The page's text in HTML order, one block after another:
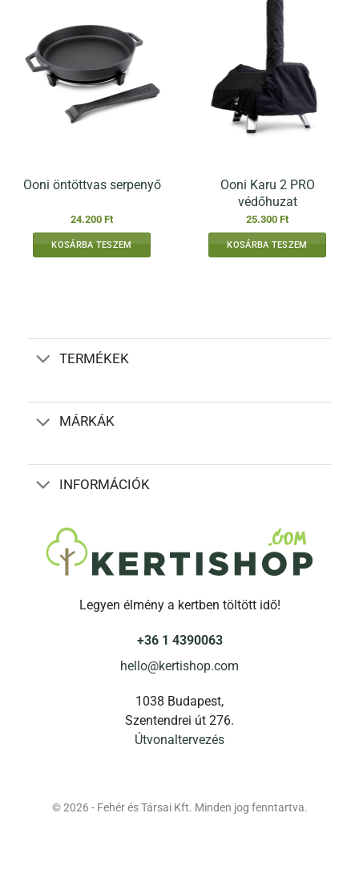
Ooni öntöttvas serpenyő
24.200 Ft
KOSÁRBA TESZEM
Ooni Karu 2 PRO
védőhuzat
25.300 Ft
KOSÁRBA TESZEM
TERMÉKEK
MÁRKÁK
INFORMÁCIÓK
Legyen élmény a kertben töltött idő!
+36 1 4390063
hello@kertishop.com
1038 Budapest,
Szentendrei út 276.
Útvonaltervezés
© 2026 - Fehér és Társai Kft. Minden jog fenntartva.